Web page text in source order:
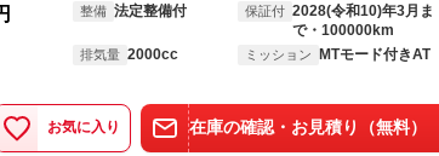
整備 法定整備付 保証付 2028(令和10)年3月ま
で・100000km
排気量 2000cc ミッション MTモード付きAT
お気に入り 在庫の確認・お見積り（無料）